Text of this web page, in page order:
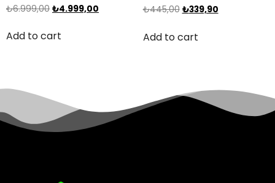
₺6.999,00 ₺4.999,00
Add to cart
Rated
5.00
₺445,00 ₺339,90
Add to cart